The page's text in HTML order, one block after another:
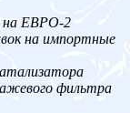
на ЕВРО-2
на импортные
фильтра